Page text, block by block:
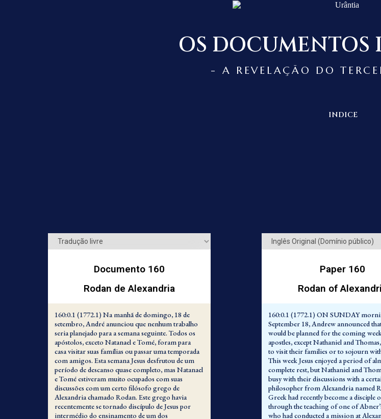
OS DOCUMENTOS
- A REVELAÇÃO DO
INDICE
Parte 3 – A História do Planeta Urântia (a Terra)
Parte 4 – A Vida e Ensinamentos de Jesus
Documento 160
Rodan de Alexandria
160:0.1 (1772.1) Na manhã de domingo, 18 de
setembro, André anunciou que nenhum trabalho
seria planejado para a semana seguinte. Todos os
apóstolos, exceto Natanael e Tomé, foram para
casa visitar suas famílias ou passar uma temporada
com amigos. Esta semana Jesus desfrutou de um
período de descanso quase completo, mas Natanael
e Tomé estiveram muito ocupados com suas
discussões com um certo filósofo grego de
Alexandria chamado Rodan. Este grego havia
recentemente se tornado discípulo de Jesus por
intermédio do ensinamento de um dos
Paper 160
Rodan of
160:0.1 (1772.1) ON SUNDAY
September 18, Andrew announced
would be planned for the coming
apostles, except Nathaniel and
to visit their families or to sojourn
This week Jesus enjoyed a period of
complete rest, but Nathaniel and
busy with their discussions with a
philosopher from Alexandria named
Greek had recently become a disciple
through the teaching of one of
who had conducted a mission at